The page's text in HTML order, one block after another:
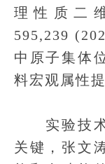
理性质二
595,239
中原子集体
料宏观属性
实验技术
关键，张文